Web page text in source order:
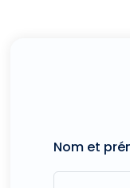
Nom et